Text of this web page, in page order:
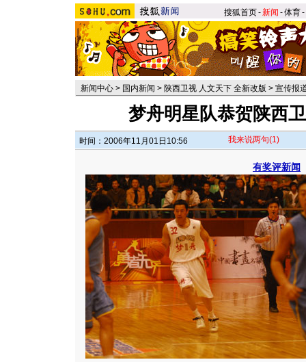
搜狐首页-新闻 -体育-
新闻中心 > 国内新闻 > 陕西卫视 人文天下 全新改版 > 宣传报
梦舟明星队恭贺陕西
时间：2006年11月01日10:56 我来说两句(1)
有奖评新闻